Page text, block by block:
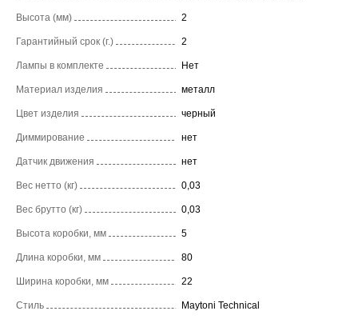
Высота (мм) 2
Гарантийный срок (г.) 2
Лампы в комплекте Нет
Материал изделия металл
Цвет изделия черный
Диммирование нет
Датчик движения нет
Вес нетто (кг) 0,03
Вес брутто (кг) 0,03
Высота коробки, мм 5
Длина коробки, мм 80
Ширина коробки, мм 22
Стиль Maytoni Technical